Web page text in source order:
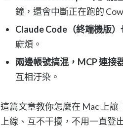
鐘，還會中斷正在跑的
Claude Code（終端機版）
麻煩。
兩邊帳號搞混，MCP 連接
互相汙染。
這篇文章教你怎麼在 Mac 上讓
上線、互不干擾，不用一直登